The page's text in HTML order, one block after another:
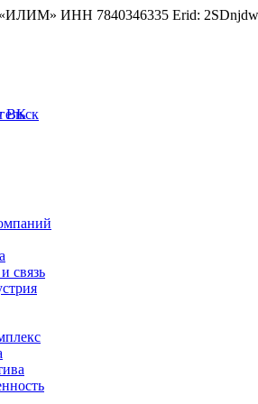
ИНН 7840346335 Erid:
связь